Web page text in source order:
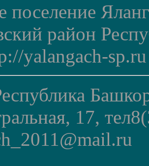
поселение
район
yalangach-sp.ru
17,